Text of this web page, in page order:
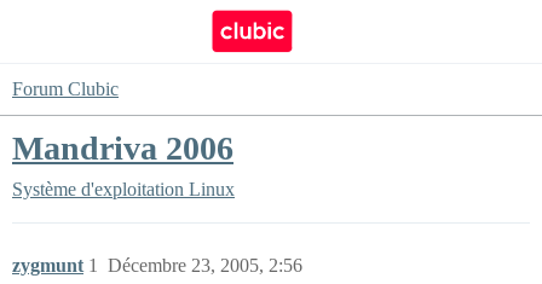
Forum Clubic
Mandriva 2006
Système d'exploitation Linux
zygmunt Décembre 23, 2005, 2:56
1